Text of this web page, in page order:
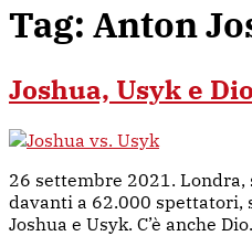
Tag: Anton
Joshua, Usyk e Dio
26 settembre 2021. Londra,
davanti a 62.000 spettatori,
Joshua e Usyk. C’è anche Dio.